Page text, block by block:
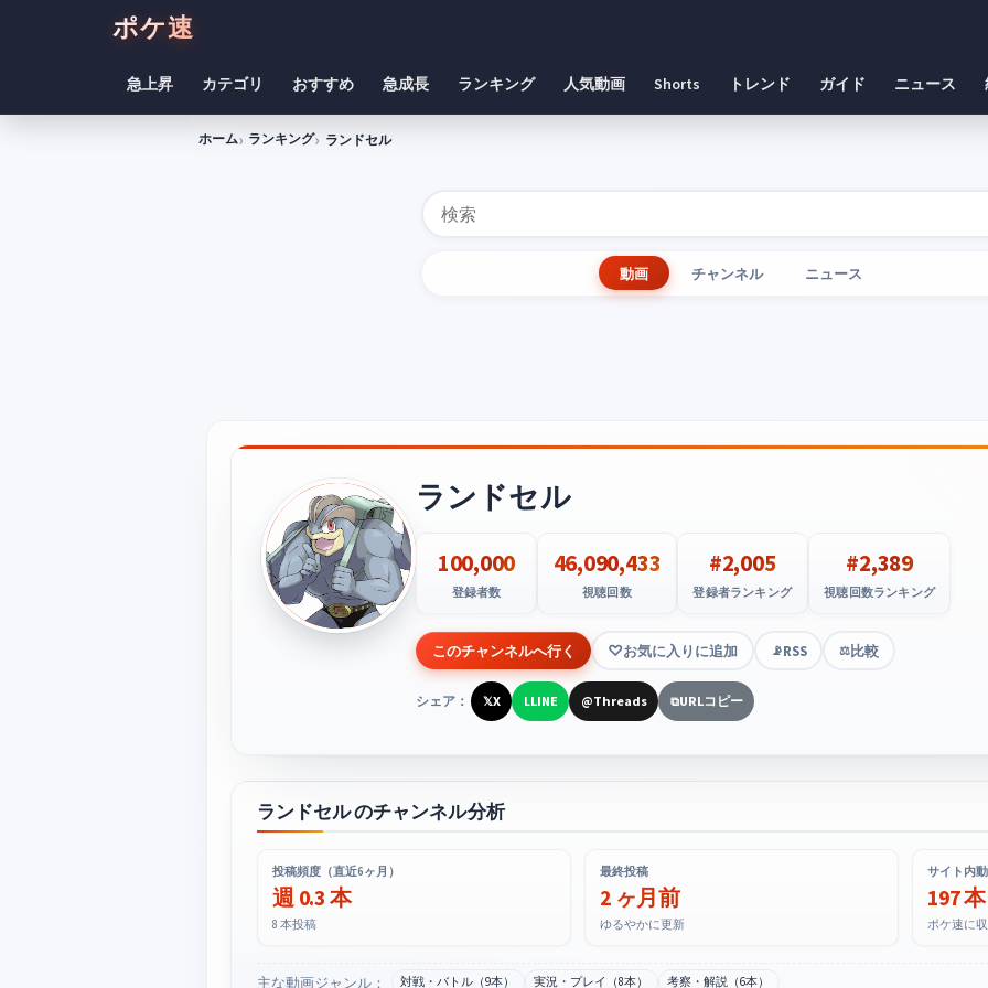
ポケ速
急上昇 カテゴリ おすすめ 急成長 ランキング 人気動画 Shorts トレンド ガイド ニュース
ホーム ランキング ランドセル
動画 チャンネル ニュース
ランドセル
100,000
登録者数
46,090,433
視聴回数
#2,005
登録者ランキング
#2,389
視聴回数ランキング
このチャンネルへ行く お気に入りに追加 📡RSS ⚖️比較
シェア： 𝕏X LLINE @Threads ⧉URLコピー
ランドセル のチャンネル分析
投稿頻度（直近6ヶ月）
週 0.3 本
8 本投稿
最終投稿
2 ヶ月前
ゆるやかに更新
サイト内
197 本
ポケ速に
主な動画ジャンル： 対戦・バトル（9本） 実況・プレイ（8本） 考察・解説（6本）